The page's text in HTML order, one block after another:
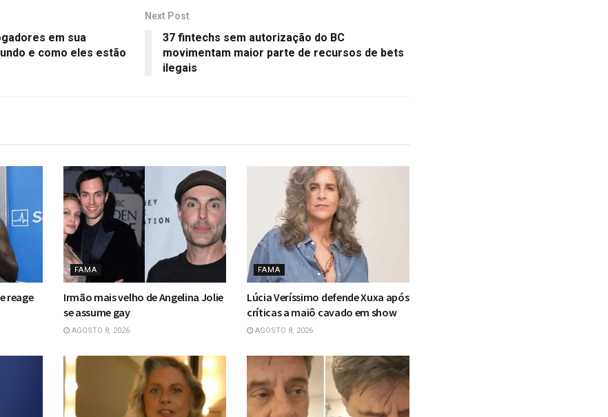
em sua
e como eles estão
Next Post
37 fintechs sem autorização do BC
movimentam maior parte de recursos de bets
ilegais
reage
FAMA
Irmão mais velho de Angelina Jolie
se assume gay
AGOSTO 8, 2026
FAMA
Lúcia Veríssimo defende Xuxa após
críticas a maiô cavado em show
AGOSTO 8, 2026